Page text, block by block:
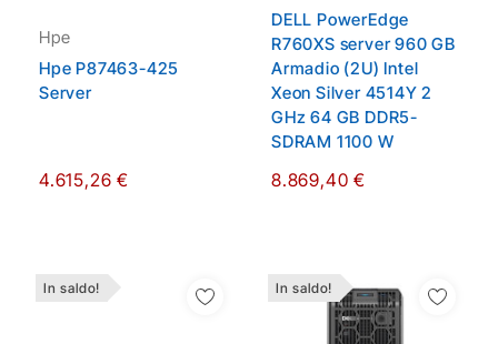
Hpe
Hpe P87463-425
Server
4.615,26 €
DELL PowerEdge
R760XS server 960 GB
Armadio (2U) Intel
Xeon Silver 4514Y 2
GHz 64 GB DDR5-
SDRAM 1100 W
8.869,40 €
In saldo! In saldo!